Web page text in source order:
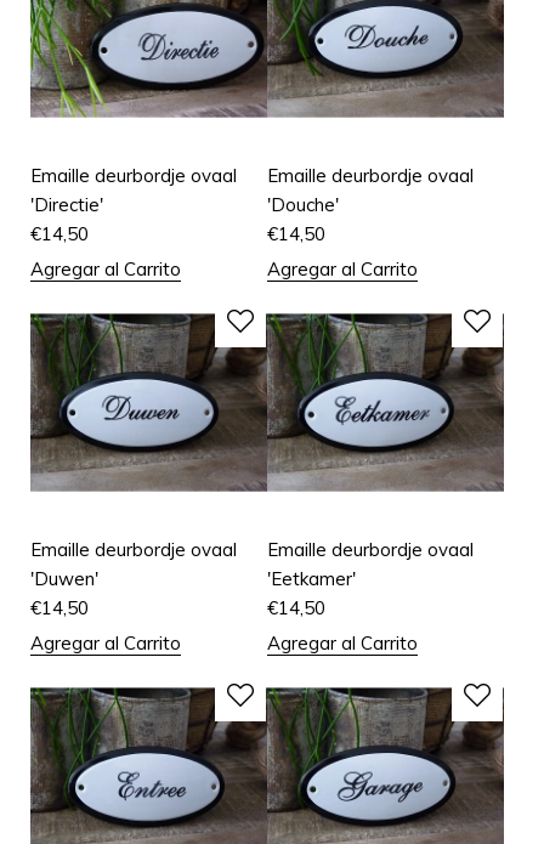
Emaille deurbordje ovaal
'Directie'
€14,50
Agregar al Carrito
Emaille deurbordje ovaal
'Douche'
€14,50
Agregar al Carrito
Emaille deurbordje ovaal
'Duwen'
€14,50
Agregar al Carrito
Emaille deurbordje ovaal
'Eetkamer'
€14,50
Agregar al Carrito